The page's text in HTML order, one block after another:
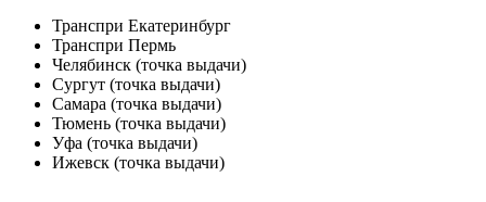
Транспри Екатеринбург
Транспри Пермь
Челябинск (точка выдачи)
Сургут (точка выдачи)
Самара (точка выдачи)
Тюмень (точка выдачи)
Уфа (точка выдачи)
Ижевск (точка выдачи)